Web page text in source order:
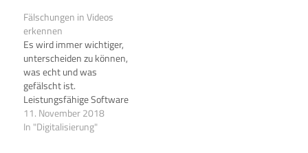
Fälschungen in Videos
erkennen
Es wird immer wichtiger,
unterscheiden zu können,
was echt und was
gefälscht ist.
Leistungsfähige Software
macht es leicht, auch
Bewegtbilder zu fälschen.
11. November 2018
In "Digitalisierung"